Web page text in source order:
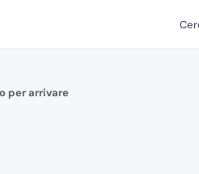
per arrivare